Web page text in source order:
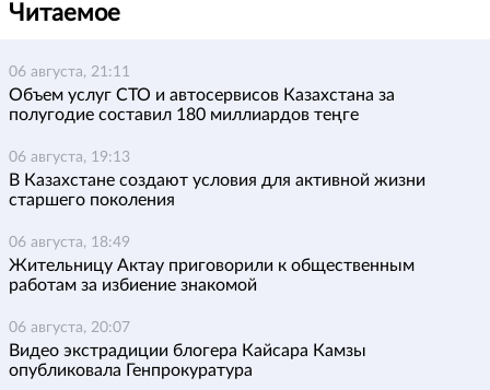
Читаемое
06 августа, 21:11
Объем услуг СТО и автосервисов Казахстана за
полугодие составил 180 миллиардов теңге
06 августа, 19:13
В Казахстане создают условия для активной жизни
старшего поколения
06 августа, 18:49
Жительницу Актау приговорили к общественным
работам за избиение знакомой
06 августа, 20:07
Видео экстрадиции блогера Кайсара Камзы
опубликовала Генпрокуратура